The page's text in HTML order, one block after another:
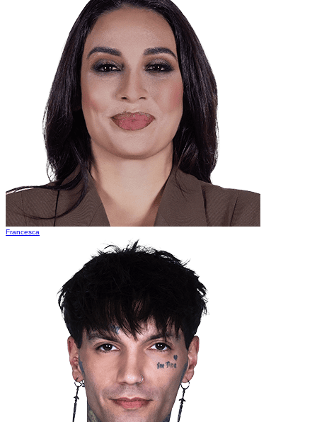
Francesca